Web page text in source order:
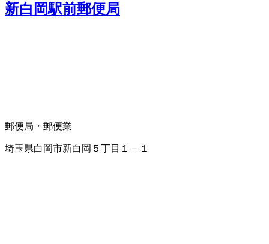
新白岡駅前郵便局
郵便局・郵便業
埼玉県白岡市新白岡５丁目１－１